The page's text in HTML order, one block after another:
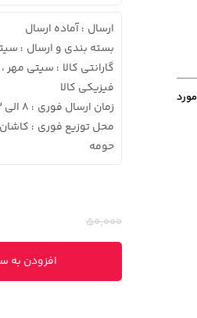
ارسال :آماده ارسال
بسته بندی و ارسال :
گارانتی کالا : سیتی مهر
فیزیکی کالا
زمان ارسال فوری : 8 الی 23
محل توزیع فوری :
حومه
50,000
افزودن به